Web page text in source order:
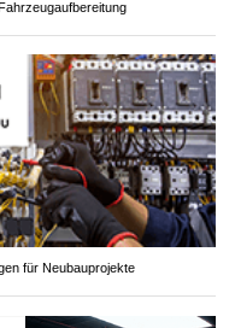
für Neubauprojekte